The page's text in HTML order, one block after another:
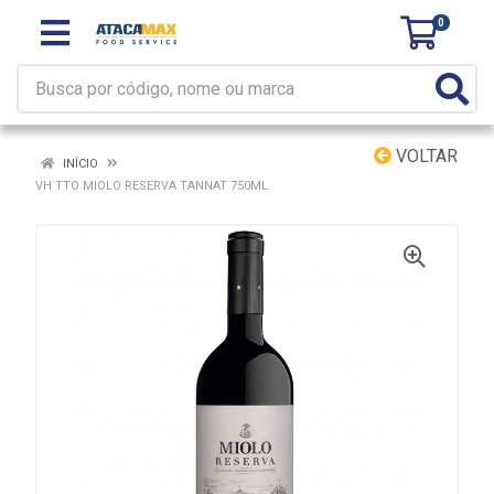
0
VOLTAR
INÍCIO
VH TTO MIOLO RESERVA TANNAT 750ML